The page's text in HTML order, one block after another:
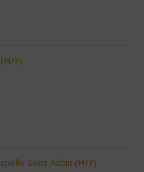
F)
Saint Aubin (H/F)